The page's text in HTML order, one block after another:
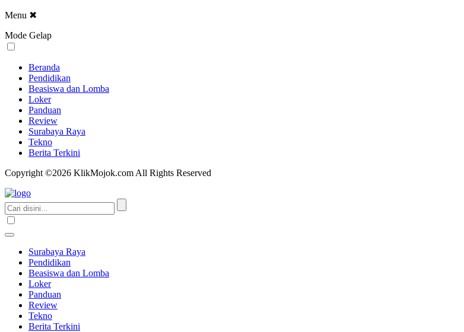
Menu ✖
Mode Gelap
Beranda
Pendidikan
Beasiswa dan Lomba
Loker
Panduan
Review
Surabaya Raya
Tekno
Berita Terkini
Copyright ©2026 KlikMojok.com All Rights Reserved
Surabaya Raya
Pendidikan
Beasiswa dan Lomba
Loker
Panduan
Review
Tekno
Berita Terkini